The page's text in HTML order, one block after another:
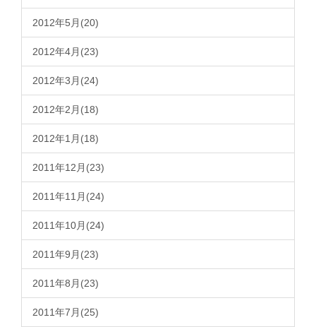
2012年5月(20)
2012年4月(23)
2012年3月(24)
2012年2月(18)
2012年1月(18)
2011年12月(23)
2011年11月(24)
2011年10月(24)
2011年9月(23)
2011年8月(23)
2011年7月(25)